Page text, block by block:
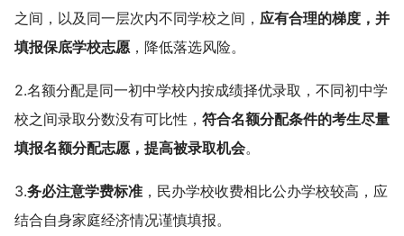
之间，以及同一层次内不同学校之间， 应有合理的梯度，并
填报保底学校志愿 ，降低落选风险。
2.名额分配是同一初中学校内按成绩择优录取，不同初中学
校之间录取分数没有可比性， 符合名额分配条件的考生尽量
填报名额分配志愿，提高被录取机会。
3.务必注意学费标准 ，民办学校收费相比公办学校较高，应
结合自身家庭经济情况谨慎填报。